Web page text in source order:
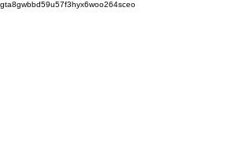
gta8gwbbd59u57f3hyx6woo264sceo